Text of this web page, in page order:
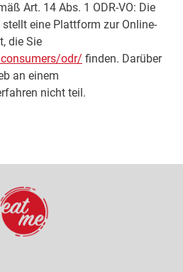
Art. 14 Abs. 1 ODR-VO: Die
eine Plattform zur Online-
die Sie
odr/ finden. Darüber
an einem
nicht teil.